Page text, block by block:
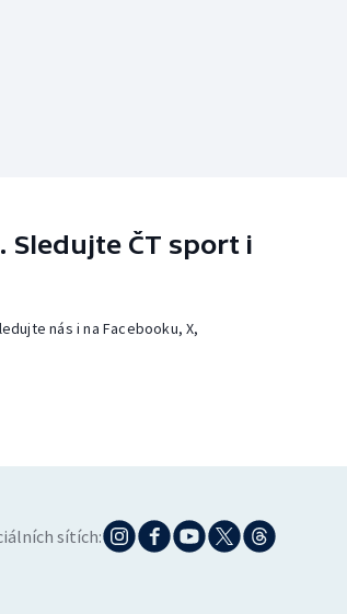
Sledujte ČT sport i
nás i na Facebooku, X,
sítích: